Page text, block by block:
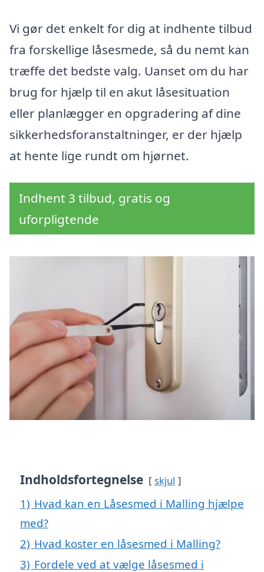
Vi gør det enkelt for dig at indhente tilbud
fra forskellige låsesmede, så du nemt kan
træffe det bedste valg. Uanset om du har
brug for hjælp til en akut låsesituation
eller planlægger en opgradering af dine
sikkerhedsforanstaltninger, er der hjælp
at hente lige rundt om hjørnet.
Indhent 3 tilbud, gratis og
uforpligtende
Indholdsfortegnelse skjul
1) Hvad kan en Låsesmed i Malling hjælpe
med?
2) Hvad koster en låsesmed i Malling?
3) Fordele ved at vælge låsesmed i